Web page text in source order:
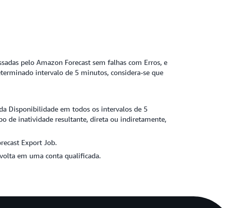
pelo Amazon Forecast sem falhas com Erros, e
intervalo de 5 minutos, considera-se que
Disponibilidade em todos os intervalos de 5
de inatividade resultante, direta ou indiretamente,
Export Job.
em uma conta qualificada.